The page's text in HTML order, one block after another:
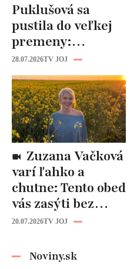
Puklušová sa
pustila do veľkej
premeny:
Odborníci však
varujú, pozor na
prísne diéty!
28.07.2026TV JOJ
varí ľahko a
chutne: Tento obed
vás zasýti bez
zbytočných kalórií
20.07.2026TV JOJ
Noviny.sk